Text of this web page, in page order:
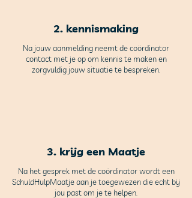
2. kennismaking
Na jouw aanmelding neemt de coördinator
contact met je op om kennis te maken en
zorgvuldig jouw situatie te bespreken.
3. krijg een Maatje
Na het gesprek met de coördinator wordt een
SchuldHulpMaatje aan je toegewezen die echt bij
jou past om je te helpen.